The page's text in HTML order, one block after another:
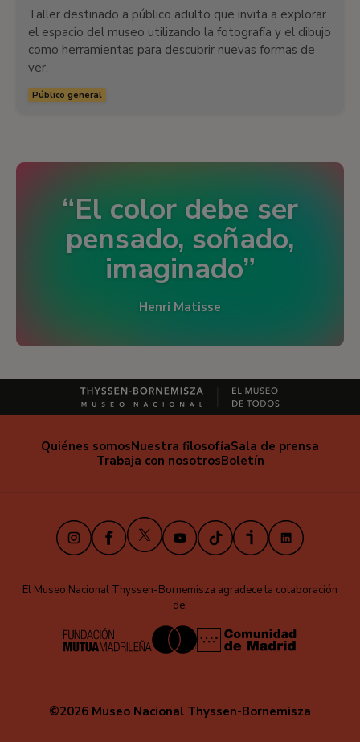
Taller destinado a público adulto que invita a explorar
el espacio del museo utilizando la fotografía y el dibujo
como herramientas para descubrir nuevas formas de
ver.
Público general
El color debe ser
pensado, soñado,
imaginado
Henri Matisse
Quiénes somosNuestra filosofíaSala de prensa
Trabaja con nosotrosBoletín
Instagram
Facebook X
YoutubeTikTokiVooxLinkedIn
El Museo Nacional Thyssen-Bornemisza agradece la colaboración
de:
©2026 Museo Nacional Thyssen-Bornemisza